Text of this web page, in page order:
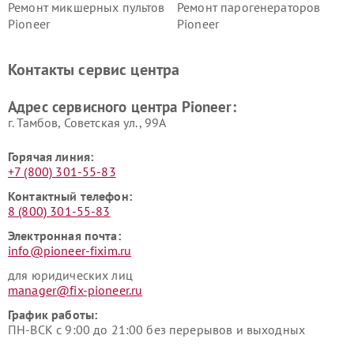
Ремонт микшерных пультов
Pioneer
Ремонт парогенераторов
Pioneer
Контакты сервис центра
Адрес сервисного центра Pioneer:
г. Тамбов, Советская ул., 99А
Горячая линия:
+7 (800) 301-55-83
Контактный телефон:
8 (800) 301-55-83
Электронная почта:
info@pioneer-fixim.ru
для юридических лиц
manager@fix-pioneer.ru
График работы:
ПН-ВСК с 9:00 до 21:00 без перерывов и выходных